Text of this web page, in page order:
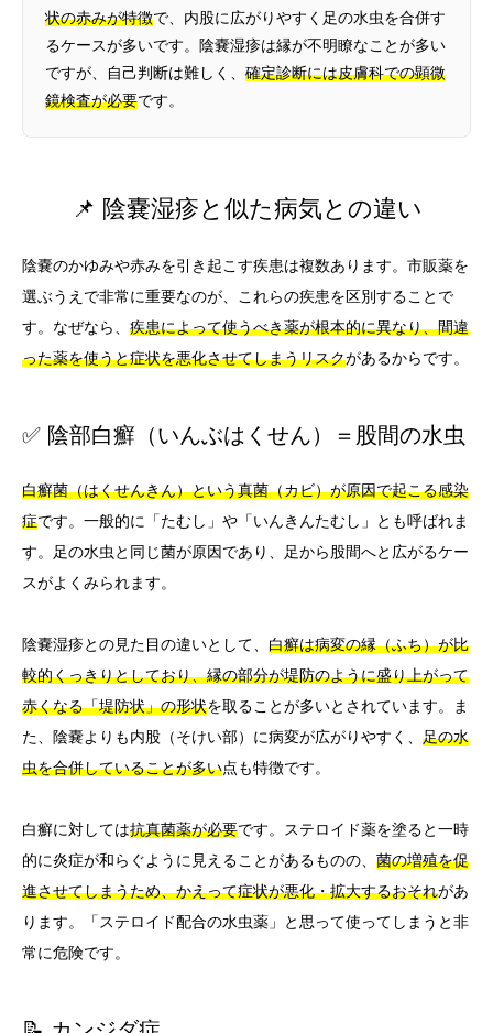
状の赤みが特徴で、内股に広がりやすく足の水虫を合併す
るケースが多いです。陰嚢湿疹は縁が不明瞭なことが多い
ですが、自己判断は難しく、 確定診断には皮膚科での顕微
鏡検査が必要です。
📌 陰嚢湿疹と似た病気との違い
陰嚢のかゆみや赤みを引き起こす疾患は複数あります。市販薬を
選ぶうえで非常に重要なのが、これらの疾患を区別することで
す。なぜなら、 疾患によって使うべき薬が根本的に異なり、間違
った薬を使うと症状を悪化させてしまうリスクがあるからです。
✅ 陰部白癬（いんぶはくせん）＝股間の水虫
白癬菌（はくせんきん）という真菌（カビ）が原因で起こる感染
症です。一般的に「たむし」や「いんきんたむし」とも呼ばれま
す。足の水虫と同じ菌が原因であり、足から股間へと広がるケー
スがよくみられます。
陰嚢湿疹との見た目の違いとして、 白癬は病変の縁（ふち）が比
較的くっきりとしており、縁の部分が堤防のように盛り上がって
赤くなる「堤防状」の形状を取ることが多いとされています。ま
た、陰嚢よりも内股（そけい部）に病変が広がりやすく、 足の水
虫を合併していることが多い点も特徴です。
白癬に対しては抗真菌薬が必要です。ステロイド薬を塗ると一時
的に炎症が和らぐように見えることがあるものの、 菌の増殖を促
進させてしまうため、かえって症状が悪化・拡大するおそれがあ
ります。「ステロイド配合の水虫薬」と思って使ってしまうと非
常に危険です。